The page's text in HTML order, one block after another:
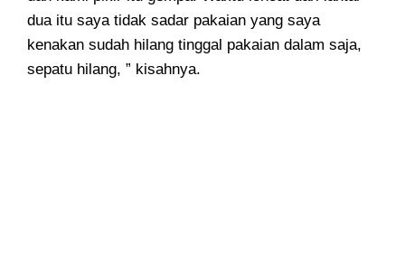
dua itu saya tidak sadar pakaian yang saya
kenakan sudah hilang tinggal pakaian dalam saja,
sepatu hilang, ” kisahnya.